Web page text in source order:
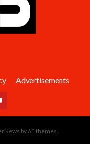
Advertisements
by AF themes.